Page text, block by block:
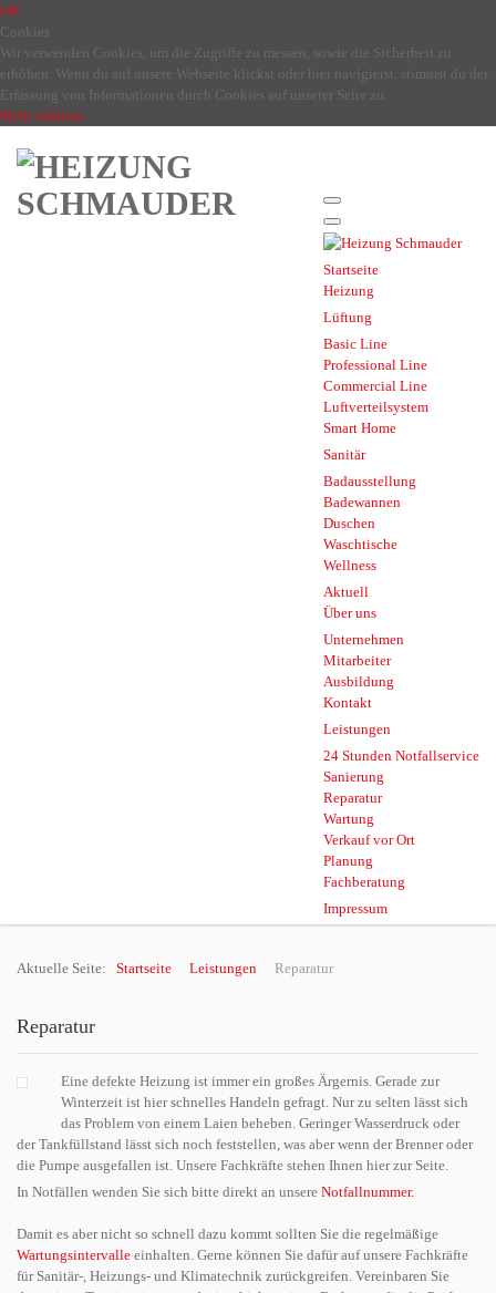
OK
Cookies
Wir verwenden Cookies, um die Zugriffe zu messen, sowie die Sicherheit zu
erhöhen. Wenn du auf unsere Webseite klickst oder hier navigierst, stimmst du der
Erfassung von Informationen durch Cookies auf unserer Seite zu.
Mehr erfahren
Startseite
Heizung
Lüftung
Basic Line
Professional Line
Commercial Line
Luftverteilsystem
Smart Home
Sanitär
Badausstellung
Badewannen
Duschen
Waschtische
Wellness
Aktuell
Über uns
Unternehmen
Mitarbeiter
Ausbildung
Kontakt
Leistungen
24 Stunden Notfallservice
Sanierung
Reparatur
Wartung
Verkauf vor Ort
Planung
Fachberatung
Impressum
Aktuelle Seite: Startseite Leistungen Reparatur
Reparatur
Eine defekte Heizung ist immer ein großes Ärgernis. Gerade zur
Winterzeit ist hier schnelles Handeln gefragt. Nur zu selten lässt sich
das Problem von einem Laien beheben. Geringer Wasserdruck oder
der Tankfüllstand lässt sich noch feststellen, was aber wenn der Brenner oder
die Pumpe ausgefallen ist. Unsere Fachkräfte stehen Ihnen hier zur Seite.
In Notfällen wenden Sie sich bitte direkt an unsere Notfallnummer.
Damit es aber nicht so schnell dazu kommt sollten Sie die regelmäßige
Wartungsintervalle einhalten. Gerne können Sie dafür auf unsere Fachkräfte
für Sanitär-, Heizungs- und Klimatechnik zurückgreifen. Vereinbaren Sie